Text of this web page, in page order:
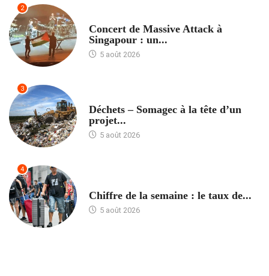
2
Concert de Massive Attack à
Singapour : un...
5 août 2026
3
Déchets – Somagec à la tête d’un
projet...
5 août 2026
4
Chiffre de la semaine : le taux de...
5 août 2026